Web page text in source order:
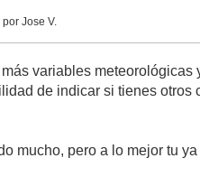
Jose V.
variables meteorológicas
de indicar si tienes otros
mucho, pero a lo mejor tu